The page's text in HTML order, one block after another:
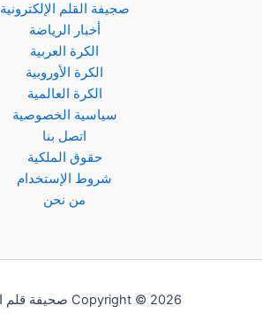
صجيفة القلم الإلكترونية
أخبار الرياضة
الكرة العربية
الكرة الأوروبية
الكرة العالمية
سياسية الخصوصية
اتصل بنا
حقوق الملكية
شروط الإستخدام
من نحن
Copyright © 2026 صحيفة قلم الإلكترونية